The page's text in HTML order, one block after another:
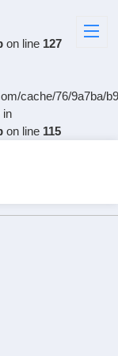
on line 127
cache/76/9a7ba/
in
on line 115